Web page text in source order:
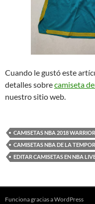
Cuando le gustó este
detalles sobrecamiseta
nuestro sitio web.
CAMISETAS NBA 2018
CAMISETAS NBA DE LA
EDITAR CAMISETAS EN NBA
Funciona gracias a WordPress